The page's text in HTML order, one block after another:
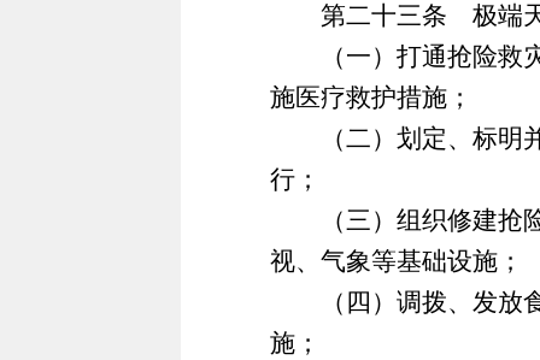
第二十三条 极端天
（一）打通抢险救灾
施医疗救护措施；
（二）划定、标明并
行；
（三）组织修建抢险
视、气象等基础设施；
（四）调拨、发放食
施；